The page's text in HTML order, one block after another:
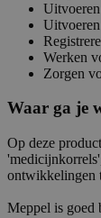
Werken
Zorgen
Waar ga je
Op deze
ontwikkelingen
Meppel is goed